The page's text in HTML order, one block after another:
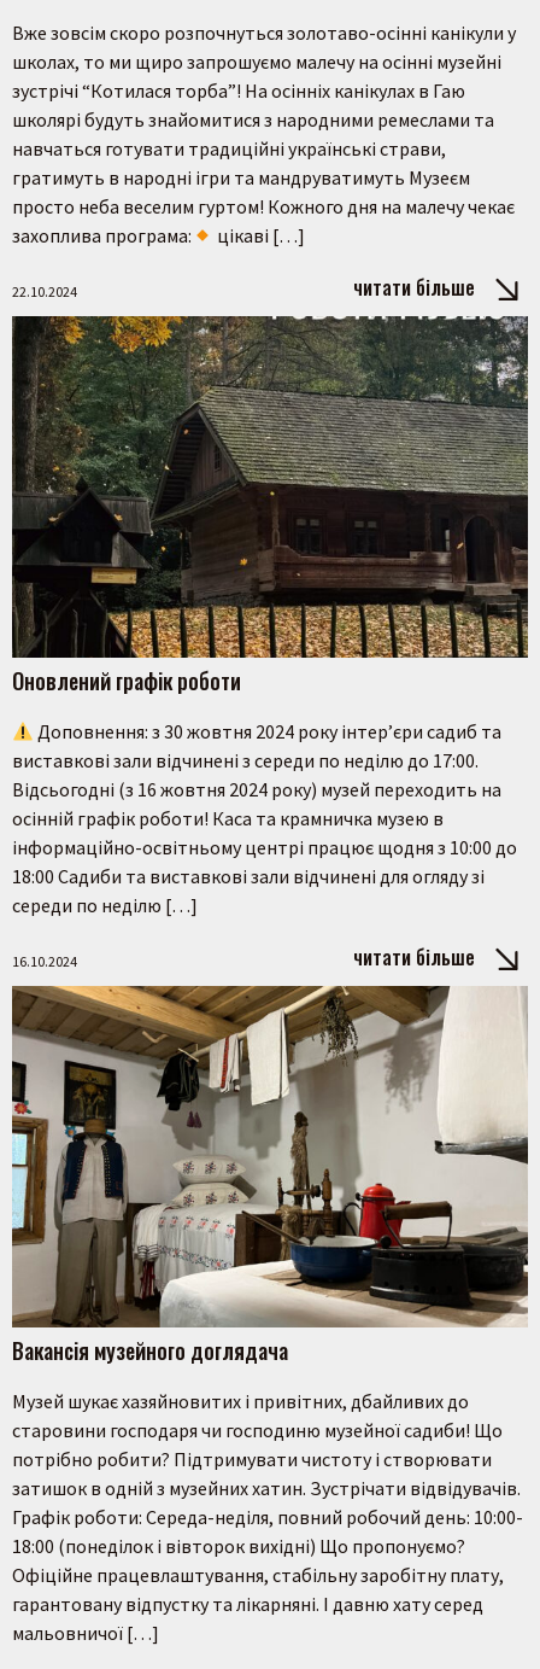
Вже зовсім скоро розпочнуться золотаво-осінні канікули у
школах, то ми щиро запрошуємо малечу на осінні музейні
зустрічі “Котилася торба”! На осінніх канікулах в Гаю
школярі будуть знайомитися з народними ремеслами та
навчаться готувати традиційні українські страви,
гратимуть в народні ігри та мандруватимуть Музеєм
просто неба веселим гуртом! Кожного дня на малечу чекає
захоплива програма:
цікаві […]
22.10.2024 читати більше
Оновлений графік роботи
Доповнення: з 30 жовтня 2024 року інтер’єри садиб та
виставкові зали відчинені з середи по неділю до 17:00.
Відсьогодні (з 16 жовтня 2024 року) музей переходить на
осінній графік роботи! Каса та крамничка музею в
інформаційно-освітньому центрі працює щодня з 10:00 до
18:00 Садиби та виставкові зали відчинені для огляду зі
середи по неділю […]
16.10.2024 читати більше
Вакансія музейного доглядача
Музей шукає хазяйновитих і привітних, дбайливих до
старовини господаря чи господиню музейної садиби! Що
потрібно робити? Підтримувати чистоту і створювати
затишок в одній з музейних хатин. Зустрічати відвідувачів.
Графік роботи: Середа-неділя, повний робочий день: 10:00-
18:00 (понеділок і вівторок вихідні) Що пропонуємо?
Офіційне працевлаштування, стабільну заробітну плату,
гарантовану відпустку та лікарняні. І давню хату серед
мальовничої […]